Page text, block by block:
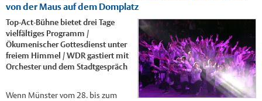
von der Maus auf dem Domplatz
Top-Act-Bühne bietet drei Tage
vielfältiges Programm /
Ökumenischer Gottesdienst unter
freiem Himmel / WDR gastiert mit
Orchester und dem Stadtgespräch
Wenn Münster vom 28. bis zum